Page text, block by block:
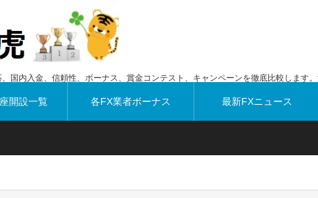
国内入金、信頼性、ボーナス、賞金コンテスト、キャンペーンを徹底比較します
開設一覧 各FX業者ボーナス 最新FXニュース